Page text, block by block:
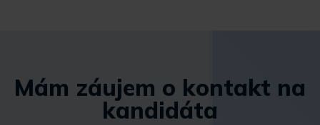
Mám záujem o kontakt na
kandidáta